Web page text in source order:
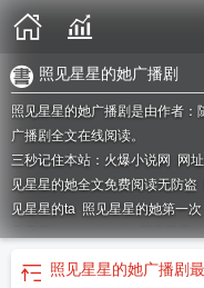
照见星星的她广播剧
照见星星的她广播剧是由作者
广播剧全文在线阅读。
三秒记住本站：火爆小说网 网
见星星的她全文免费阅读无防盗
见星星的ta 照见星星的她第一次
见星星的她by笔趣阁照见星星
随侯珠txt
照见星星的她岁月星
源 随侯珠
照见星星的她广播剧